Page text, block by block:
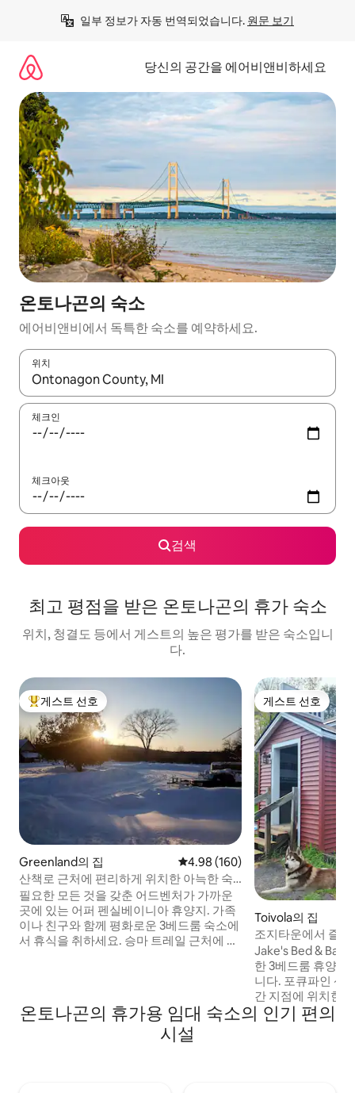
일부 정보가 자동 번역되었습니다. 원문 보기
당신의 공간을 에어비앤비하세요
온토나곤의 숙소
에어비앤비에서 독특한 숙소를 예약하세요.
위치
결과가 나오면 위·아래 화살표 키를 사용하거나 터치 또는 스와이
체크인
체크아웃
검색
최고 평점을 받은 온토나곤의 휴가 숙소
위치, 청결도 등에서 게스트의 높은 평가를 받은 숙소입니
다.
상위 게스트 선호
게스트 선호
Greenland의 집 평점 4.98점(5점 만점), 후기 160
4.98 (160)
산책로 근처에 편리하게 위치한 아늑한 숙
소.
필요한 모든 것을 갖춘 어드벤처가 가까운
곳에 있는 어퍼 펜실베이니아 휴양지. 가족
이나 친구와 함께 평화로운 3베드룸 숙소에
서 휴식을 취하세요. 승마 트레일 근처에 편
통해 둘러볼 것이 많습니다. 근처의 몇 가지
예는 어드벤처 마이닝 주식회사입니다.레
이크 수피리어, 포큐파인 마운틴스 스키 지
게스트 선호
게스트 선호
Toivola의 집
조지타운에서 즐
책, 화로, 그룹 활동
Jake's Bed & Bar
한 3베드룸 휴양지
니다. 포큐파인 산
간 지점에 위치한
벤처 베이스캠프입니다. 침실 3
개/침대 8개 트루 바, 와이파이 및 스트리밍
온토나곤의 휴가용 임대 숙소의 인기 편의
시설